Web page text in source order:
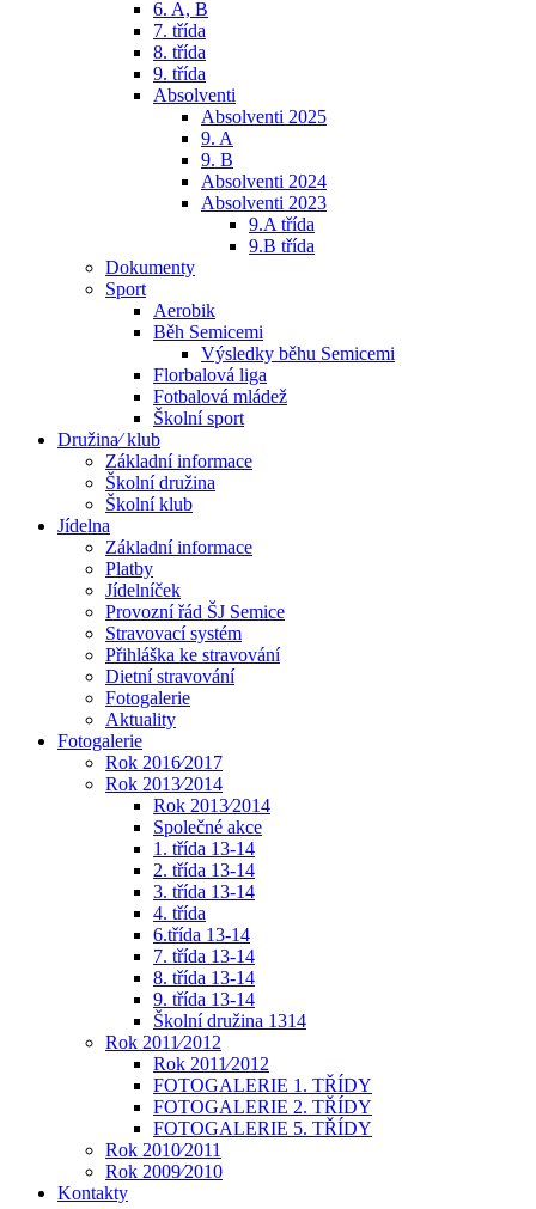
6. A, B
7. třída
8. třída
9. třída
Absolventi
Absolventi 2025
9. A
9. B
Absolventi 2024
Absolventi 2023
9.A třída
9.B třída
Dokumenty
Sport
Aerobik
Běh Semicemi
Výsledky běhu Semicemi
Florbalová liga
Fotbalová mládež
Školní sport
Družina⁄ klub
Základní informace
Školní družina
Školní klub
Jídelna
Základní informace
Platby
Jídelníček
Provozní řád ŠJ Semice
Stravovací systém
Přihláška ke stravování
Dietní stravování
Fotogalerie
Aktuality
Fotogalerie
Rok 2016⁄2017
Rok 2013⁄2014
Rok 2013⁄2014
Společné akce
1. třída 13-14
2. třída 13-14
3. třída 13-14
4. třída
6.třída 13-14
7. třída 13-14
8. třída 13-14
9. třída 13-14
Školní družina 1314
Rok 2011⁄2012
Rok 2011⁄2012
FOTOGALERIE 1. TŘÍDY
FOTOGALERIE 2. TŘÍDY
FOTOGALERIE 5. TŘÍDY
Rok 2010⁄2011
Rok 2009⁄2010
Kontakty